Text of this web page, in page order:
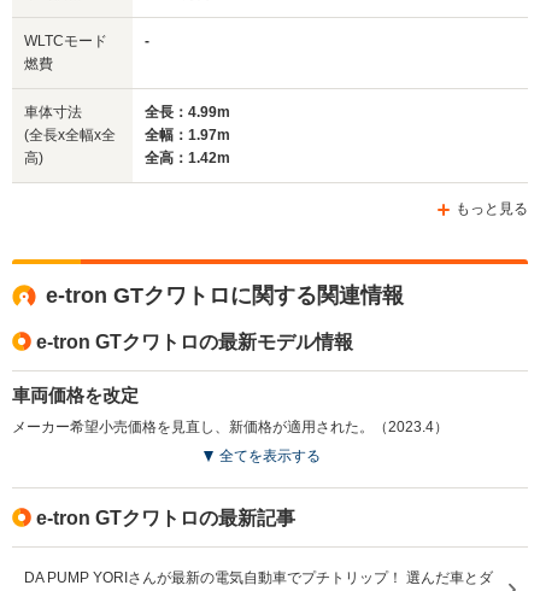
サイズ
(全長x全幅x全高)
WLTCモード
燃費
排気量
駆動方式
-
4WD
-
4WD MR、4WD
WLTCモード
燃費
-
車体寸法
(全長x全幅x全
高)
全長：4.99m
全幅：1.97m
全高：1.42m
もっと見る
e-tron GTクワトロに関する関連情報
e-tron GTクワトロの最新モデル情報
車両価格を改定
メーカー希望小売価格を見直し、新価格が適用された。（2023.4）
全てを表示する
e-tron GTクワトロの最新記事
DA PUMP YORIさんが最新の電気自動車でプチトリップ！ 選んだ車とダ